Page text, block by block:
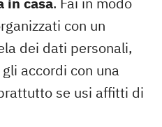
con un
dei dati personali,
accordi con una
se usi affitti di